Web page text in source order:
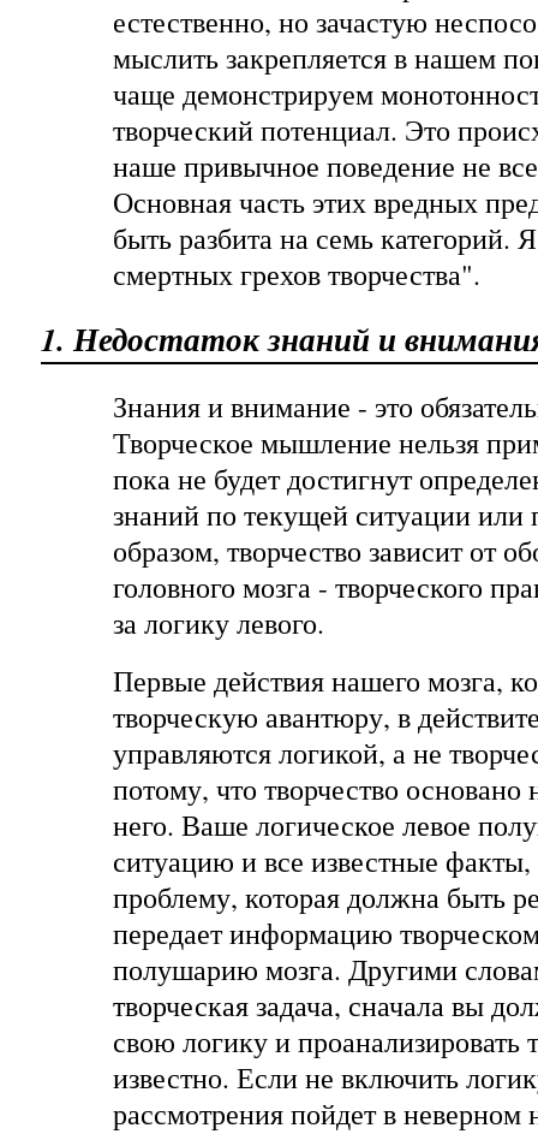
естественно, но зачастую
мыслить закрепляется в нашем
чаще демонстрируем
творческий потенциал. Это
наше привычное поведение не
Основная часть этих вредных
быть разбита на семь категорий.
смертных грехов творчества".
1. Недостаток знаний и
Знания и внимание - это
Творческое мышление нельзя
пока не будет достигнут
знаний по текущей ситуации или
образом, творчество зависит от
головного мозга - творческого
за логику левого.
Первые действия нашего мозга,
творческую авантюру, в
управляются логикой, а не
потому, что творчество
него. Ваше логическое левое
ситуацию и все известные факты,
проблему, которая должна быть
передает информацию
полушарию мозга. Другими
творческая задача, сначала вы
свою логику и проанализировать
известно. Если не включить
рассмотрения пойдет в неверном